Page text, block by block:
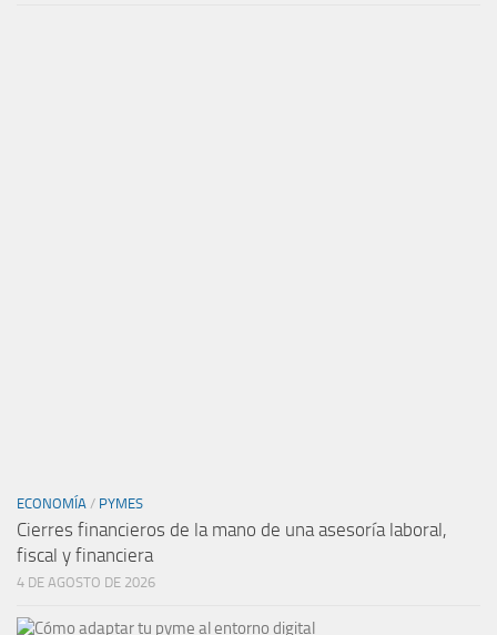
ECONOMÍA / PYMES
Cierres financieros de la mano de una asesoría laboral,
fiscal y financiera
4 DE AGOSTO DE 2026